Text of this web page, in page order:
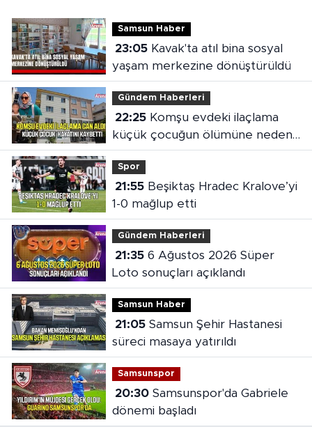
Samsun Haber
23:05Kavak'ta atıl bina sosyal
yaşam merkezine dönüştürüldü
Gündem Haberleri
22:25Komşu evdeki ilaçlama
küçük çocuğun ölümüne neden
oldu
Spor
21:55Beşiktaş Hradec Kralove’yi
1-0 mağlup etti
Gündem Haberleri
21:356 Ağustos 2026 Süper
Loto sonuçları açıklandı
Samsun Haber
21:05Samsun Şehir Hastanesi
süreci masaya yatırıldı
Samsunspor
20:30Samsunspor'da Gabriele
dönemi başladı